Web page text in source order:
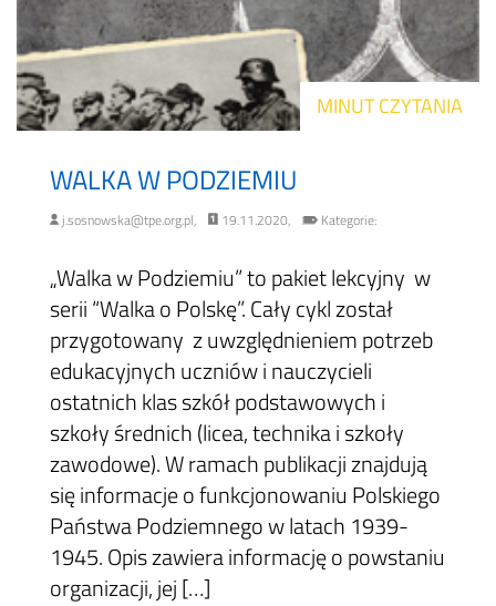
MINUT CZYTANIA
WALKA W PODZIEMIU
j.sosnowska@tpe.org.pl, 19.11.2020, Kategorie:
„Walka w Podziemiu” to pakiet lekcyjny w
serii “Walka o Polskę”. Cały cykl został
przygotowany z uwzględnieniem potrzeb
edukacyjnych uczniów i nauczycieli
ostatnich klas szkół podstawowych i
szkoły średnich (licea, technika i szkoły
zawodowe). W ramach publikacji znajdują
się informacje o funkcjonowaniu Polskiego
Państwa Podziemnego w latach 1939-
1945. Opis zawiera informację o powstaniu
organizacji, jej […]